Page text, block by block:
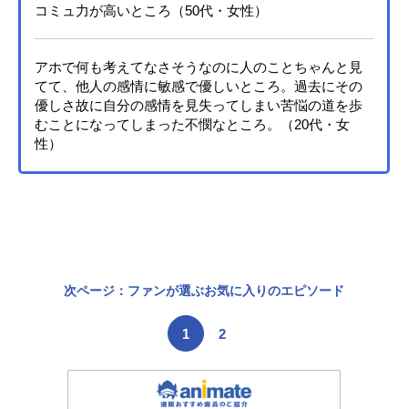
コミュ力が高いところ（50代・女性）
アホで何も考えてなさそうなのに人のことちゃんと見
てて、他人の感情に敏感で優しいところ。過去にその
優しさ故に自分の感情を見失ってしまい苦悩の道を歩
むことになってしまった不憫なところ。（20代・女
性）
次ページ：ファンが選ぶお気に入りのエピソード
1 2